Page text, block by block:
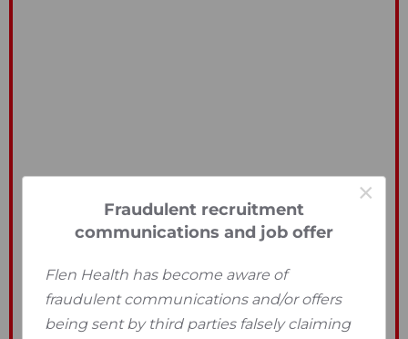
×
Fraudulent recruitment
communications and job offer
Flen Health has become aware of
fraudulent communications and/or offers
being sent by third parties falsely claiming